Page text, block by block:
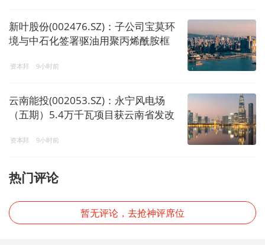
新叶股份(002476.SZ)：子公司宝莫环
境与中石化签署驱油用聚丙烯酰胺框
资本邦 9小时前
云南能投(002053.SZ)：永宁风电场
（五期）5.4万千瓦项目获云南省发改
资本邦 9小时前
热门评论
暂无评论，去抢神评席位